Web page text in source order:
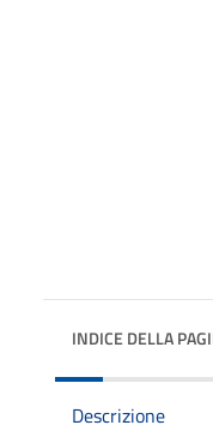
INDICE DELLA
Descrizione